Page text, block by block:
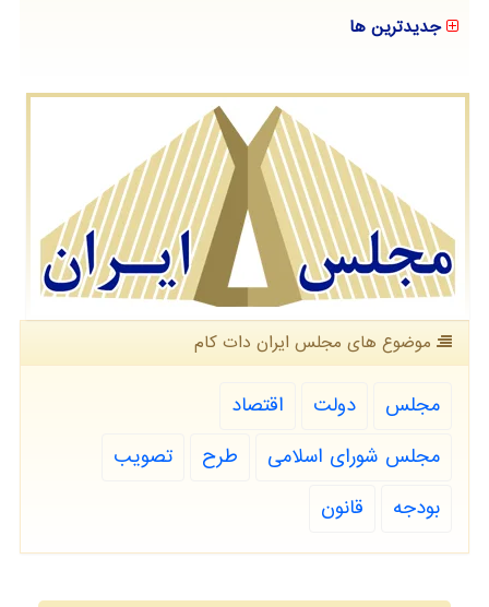
جدیدترین ها
موضوع های مجلس ایران دات كام
مجلس دولت
اقتصاد
مجلس شورای اسلامی
طرح
تصویب
بودجه
قانون